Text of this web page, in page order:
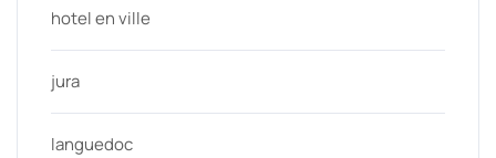
hotel en ville
jura
languedoc